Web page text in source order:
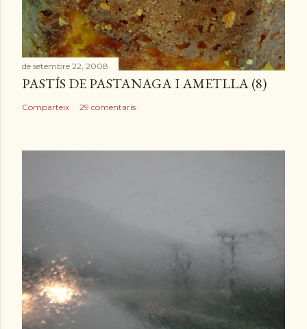
n
t
r
a
d
a
de setembre 22, 2008
PASTÍS DE PASTANAGA I AMETLLA (8)
Comparteix 29 comentaris